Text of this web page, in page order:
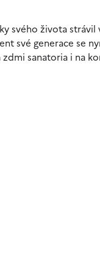
svého života strávil
své generace se
sanatoria i na